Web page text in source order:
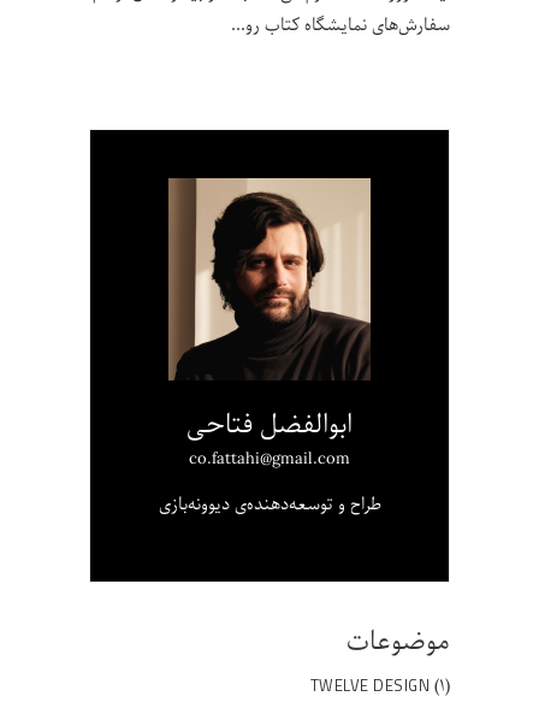
سفارش‌های نمایشگاه کتاب رو
ابوالفضل فتاحی
co.fattahi@gmail.com
طراح و توسعه‌دهنده‌ی دیوونه‌بازی
موضوعات
TWELVE DESIGN (۱)